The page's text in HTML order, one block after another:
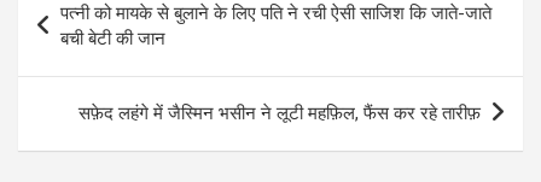
navigation
पत्नी को मायके से बुलाने के लिए पति ने रची ऐसी साजिश कि जाते-जाते
बची बेटी की जान
सफ़ेद लहंगे में जैस्मिन भसीन ने लूटी महफ़िल, फैंस कर रहे तारीफ़